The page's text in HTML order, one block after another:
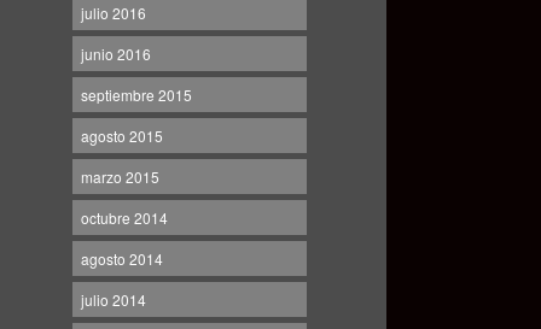
julio 2016
junio 2016
septiembre 2015
agosto 2015
marzo 2015
octubre 2014
agosto 2014
julio 2014